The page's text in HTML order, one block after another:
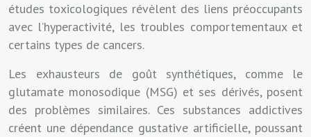
études toxicologiques révèlent des liens préoccupants
avec l’hyperactivité, les troubles comportementaux et
certains types de cancers.
Les exhausteurs de goût synthétiques, comme le
glutamate monosodique (MSG) et ses dérivés, posent
des problèmes similaires. Ces substances addictives
créent une dépendance gustative artificielle, poussant